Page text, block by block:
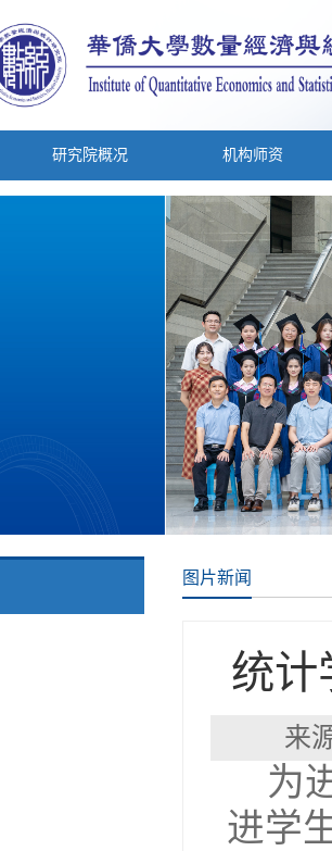
研究院概况 机构师资
图片新闻
统计
来
为
进学